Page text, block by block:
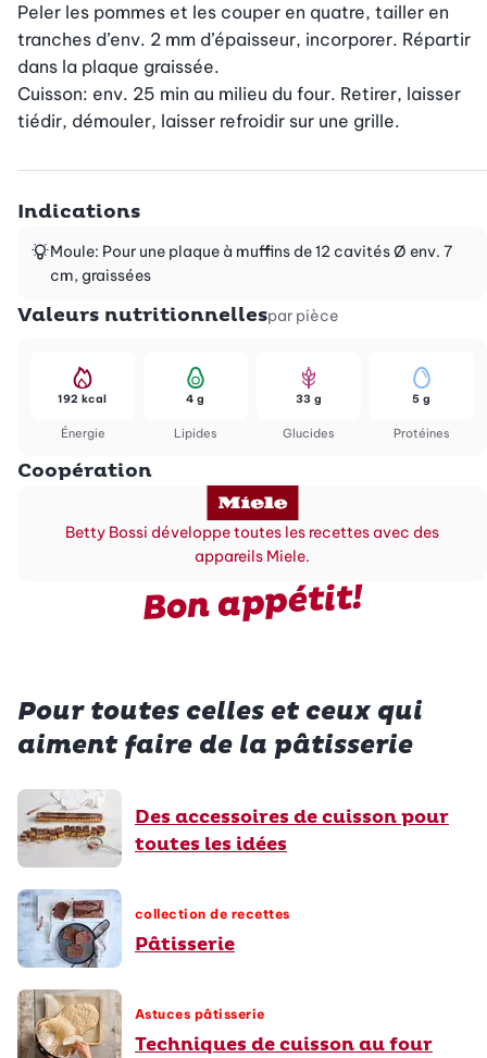
Peler les pommes et les couper en quatre, tailler en
tranches d’env. 2 mm d’épaisseur, incorporer. Répartir
dans la plaque graissée.
Cuisson: env. 25 min au milieu du four. Retirer, laisser
tiédir, démouler, laisser refroidir sur une grille.
Indications
Moule: Pour une plaque à muffins de 12 cavités Ø env. 7
cm, graissées
Valeurs nutritionnellespar pièce
Énergie
192 kcal
Lipides
4 g
Glucides
33 g
Protéines
5 g
Coopération
Betty Bossi développe toutes les recettes avec des
appareils Miele.
Bon appétit!
Pour toutes celles et ceux qui
aiment faire de la pâtisserie
Des accessoires de cuisson pour
toutes les idées
collection de recettes
Pâtisserie
Astuces pâtisserie
Techniques de cuisson au four